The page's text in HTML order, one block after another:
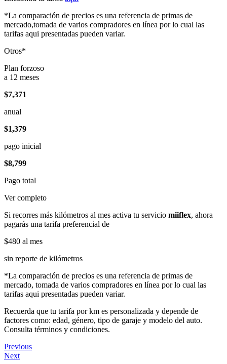
*La comparación de precios es una referencia de primas de
mercado,tomada de varios compradores en línea por lo cual las
tarifas aqui presentadas pueden variar.
Otros*
Plan forzoso
a 12 meses
$7,371
anual
$1,379
pago inicial
$8,799
Pago total
Ver completo
Si recorres más kilómetros al mes activa tu servicio miiflex, ahora
pagarás una tarifa preferencial de
$480 al mes
sin reporte de kilómetros
*La comparación de precios es una referencia de primas de
mercado, tomada de varios compradores en línea por lo cual las
tarifas aqui presentadas pueden variar.
Recuerda que tu tarifa por km es personalizada y depende de
factores como: edad, género, tipo de garaje y modelo del auto.
Consulta términos y condiciones.
Previous
Next